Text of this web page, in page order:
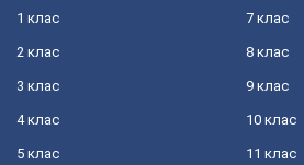
1 клас
2 клас
3 клас
4 клас
5 клас
7 клас
8 клас
9 клас
10 клас
11 клас